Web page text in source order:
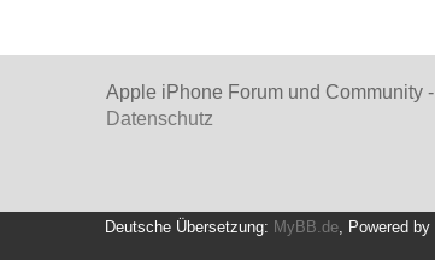
Apple iPhone Forum und Community -
Datenschutz
Deutsche Übersetzung: MyBB.de , Powered by